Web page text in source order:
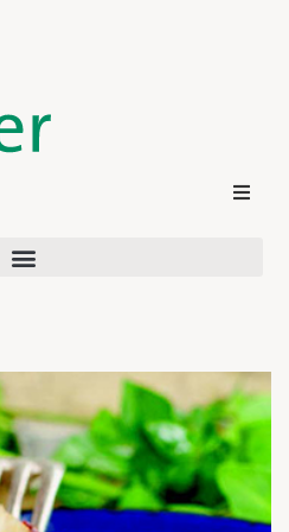
Kontakt
Login